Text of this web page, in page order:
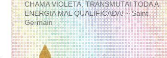
CHAMA VIOLETA, TRANSMUTAI TODA A
ENERGIA MAL QUALIFICADA! ~ Saint
Germain